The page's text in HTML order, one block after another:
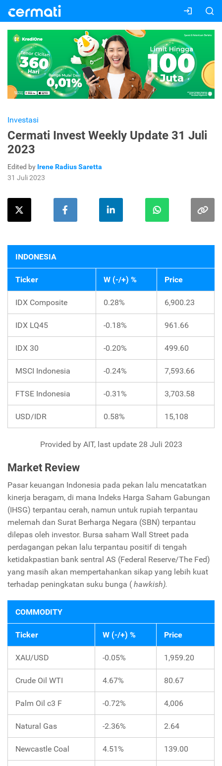
Investasi
Cermati Invest Weekly Update 31 Juli
2023
Edited by Irene Radius Saretta
31 Juli 2023
INDONESIA
Ticker W (-/+) % Price
IDX Composite 0.28% 6,900.23
IDX LQ45 -0.18% 961.66
IDX 30 -0.20% 499.60
MSCI Indonesia -0.24% 7,593.66
FTSE Indonesia -0.31% 3,703.58
USD/IDR 0.58% 15,108
Provided by AIT, last update 28 Juli 2023
Market Review
Pasar keuangan Indonesia pada pekan lalu mencatatkan
kinerja beragam, di mana Indeks Harga Saham Gabungan
(IHSG) terpantau cerah, namun untuk rupiah terpantau
melemah dan Surat Berharga Negara (SBN) terpantau
dilepas oleh investor. Bursa saham Wall Street pada
perdagangan pekan lalu terpantau positif di tengah
ketidakpastian bank sentral AS (Federal Reserve/The Fed)
yang masih akan mempertahankan sikap yang lebih kuat
terhadap peningkatan suku bunga ( hawkish).
COMMODITY
Ticker W (-/+) % Price
XAU/USD -0.05% 1,959.20
Crude Oil WTI 4.67% 80.67
Palm Oil c3 F -0.72% 4,006
Natural Gas -2.36% 2.64
Newcastle Coal 4.51% 139.00